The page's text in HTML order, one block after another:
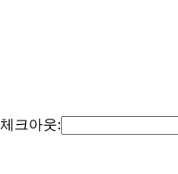
체크아웃: